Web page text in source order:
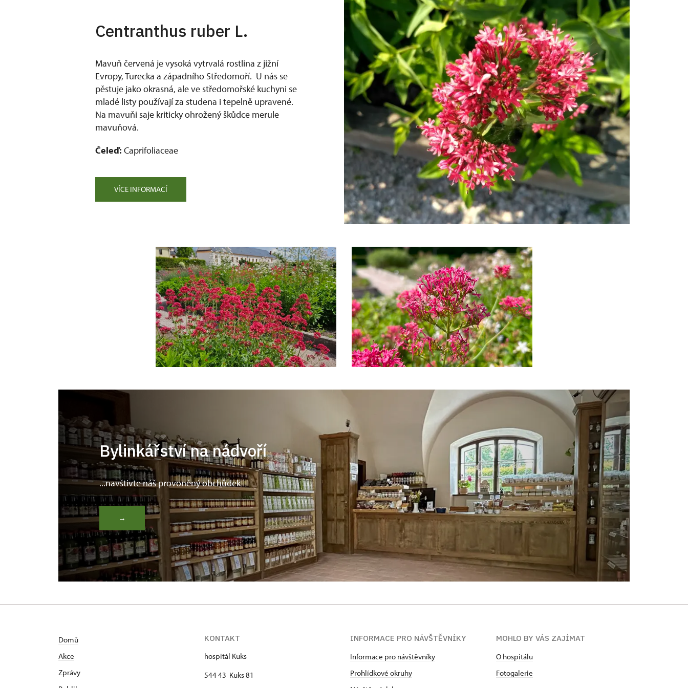
Centranthus ruber L.
Mavuň červená je vysoká vytrvalá rostlina z jižní
Evropy, Turecka a západního Středomoří. U nás se
pěstuje jako okrasná, ale ve středomořské kuchyni se
mladé listy používají za studena i tepelně upravené.
Na mavuňi saje kriticky ohrožený škůdce merule
mavuňová.
Čeleď: Caprifoliaceae
VÍCE INFORMACÍ
Bylinkářství na nádvoří
...navštivte náš provoněný obchůdek
→
Domů
Akce
Zprávy
KONTAKT
hospitál Kuks
544 43 Kuks 81
INFORMACE PRO NÁVŠTĚVNÍKY
Informace pro návštěvníky
Prohlídkové okruhy
MOHLO BY VÁS ZAJÍMAT
O hospitálu
Fotogalerie